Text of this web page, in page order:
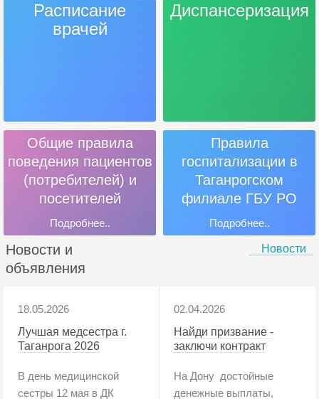
Расписание
врачей
Диспансеризация
Общие правила
поведения пациентов
(потребителей) и
посетителей
Подробнее..
Правила
госпитализации в
Таганрогском
филиале ГБУ РО
«Онкодиспансер»
Подробнее..
Новости и
объявления
Новости
18.05.2026
Лучшая медсестра г.
Таганрога 2026
В день медицинской
сестры 12 мая в ДК
02.04.2026
Найди призвание -
заключи контракт
На Дону достойные
денежные выплаты,